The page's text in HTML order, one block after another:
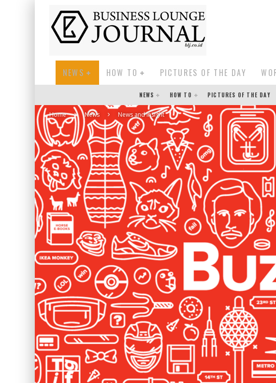
NEWS HOW TO PICTURES OF THE DAY
NEWS HOW TO PICTURES OF THE DAY
Home News News and Insight